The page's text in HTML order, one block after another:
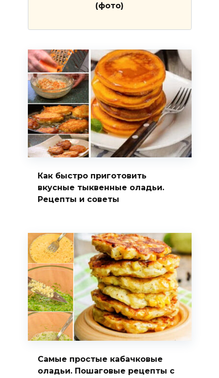
(фото)
Как быстро приготовить
вкусные тыквенные оладьи.
Рецепты и советы
Самые простые кабачковые
оладьи. Пошаговые рецепты с